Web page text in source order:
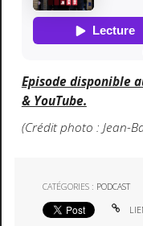
Episode disponible
& YouTube.
(Crédit photo : Jean-
CATÉGORIES : PODCAST